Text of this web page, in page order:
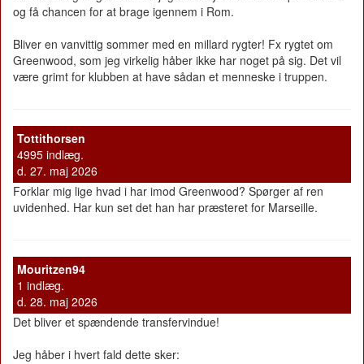
og få chancen for at brage igennem i Rom.
Bliver en vanvittig sommer med en millard rygter! Fx rygtet om
Greenwood, som jeg virkelig håber ikke har noget på sig. Det vil
være grimt for klubben at have sådan et menneske i truppen.
Tottithorsen
4995 indlæg.
d. 27. maj 2026
Forklar mig lige hvad i har imod Greenwood? Spørger af ren
uvidenhed. Har kun set det han har præsteret for Marseille.
Mouritzen94
1 indlæg.
d. 28. maj 2026
Det bliver et spændende transfervindue!
Jeg håber i hvert fald dette sker: